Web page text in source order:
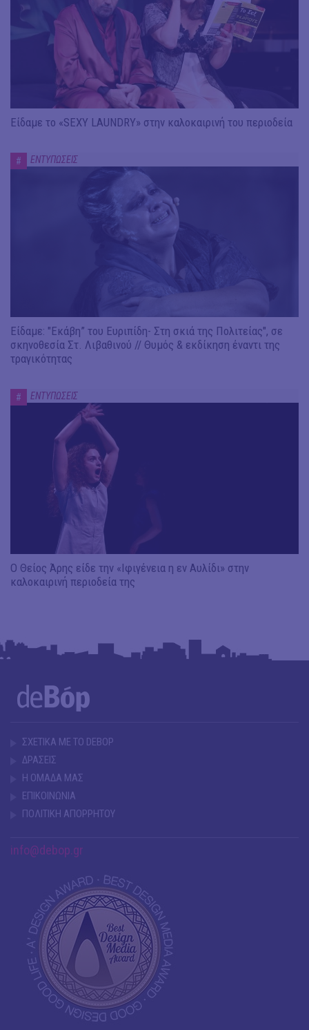
Είδαμε το «SEXY LAUNDRY» στην καλοκαιρινή του περιοδεία
# ΕΝΤΥΠΩΣΕΙΣ
Είδαμε: "Εκάβη” του Ευριπίδη- Στη σκιά της Πολιτείας", σε
σκηνοθεσία Στ. Λιβαθινού // Θυμός & εκδίκηση έναντι της
τραγικότητας
# ΕΝΤΥΠΩΣΕΙΣ
Ο Θείος Άρης είδε την «Ιφιγένεια η εν Αυλίδι» στην
καλοκαιρινή περιοδεία της
ΣΧΕΤΙΚΑ ΜΕ ΤΟ DEBOP
ΔΡΑΣΕΙΣ
Η ΟΜΑΔΑ ΜΑΣ
ΕΠΙΚΟΙΝΩΝΙΑ
ΠΟΛΙΤΙΚΗ ΑΠΟΡΡΗΤΟΥ
info@debop.gr